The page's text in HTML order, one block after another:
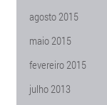
agosto 2015
maio 2015
fevereiro 2015
julho 2013